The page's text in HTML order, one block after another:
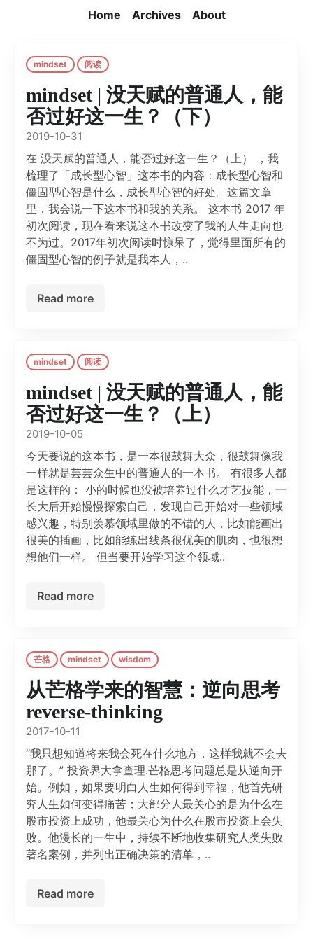
Home Archives About
mindset 阅读
mindset | 没天赋的普通人，能
否过好这一生？（下）
2019-10-31
在 没天赋的普通人，能否过好这一生？（上） ，我
梳理了「成长型心智」这本书的内容：成长型心智和
僵固型心智是什么，成长型心智的好处。这篇文章
里，我会说一下这本书和我的关系。 这本书 2017 年
初次阅读，现在看来说这本书改变了我的人生走向也
不为过。2017年初次阅读时惊呆了，觉得里面所有的
僵固型心智的例子就是我本人，..
Read more
mindset 阅读
mindset | 没天赋的普通人，能
否过好这一生？（上）
2019-10-05
今天要说的这本书，是一本很鼓舞大众，很鼓舞像我
一样就是芸芸众生中的普通人的一本书。 有很多人都
是这样的： 小的时候也没被培养过什么才艺技能，一
长大后开始慢慢探索自己，发现自己开始对一些领域
感兴趣，特别羡慕领域里做的不错的人，比如能画出
很美的插画，比如能练出线条很优美的肌肉，也很想
想他们一样。 但当要开始学习这个领域..
Read more
芒格 mindset wisdom
从芒格学来的智慧：逆向思考
reverse-thinking
2017-10-11
“我只想知道将来我会死在什么地方，这样我就不会去
那了。” 投资界大拿查理.芒格思考问题总是从逆向开
始。例如，如果要明白人生如何得到幸福，他首先研
究人生如何变得痛苦；大部分人最关心的是为什么在
股市投资上成功，他最关心为什么在股市投资上会失
败。他漫长的一生中，持续不断地收集研究人类失败
著名案例，并列出正确决策的清单，..
Read more